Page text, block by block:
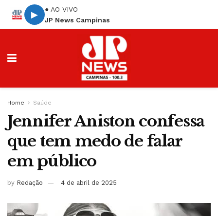
▶
● AO VIVO
JP News Campinas
Home Saúde
Jennifer Aniston confessa
que tem medo de falar
em público
by Redação 4 de abril de 2025